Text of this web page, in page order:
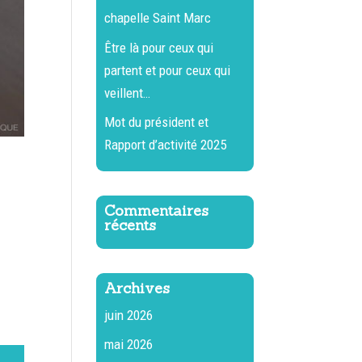
chapelle Saint Marc
Être là pour ceux qui
partent et pour ceux qui
veillent…
Mot du président et
Rapport d’activité 2025
Commentaires
récents
Archives
juin 2026
mai 2026